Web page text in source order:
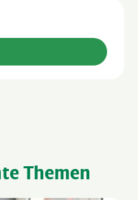
Themen